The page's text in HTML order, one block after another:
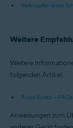
Verknüpfen eines
Weitere
Weitere
folgenden Artikel:
Avast-Konto – FAQs
Anweisungen zum